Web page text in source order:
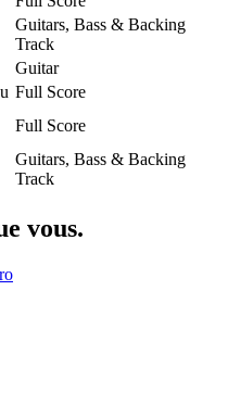
Guitars, Bass & Backing
Track
Guitar
Full Score
Full Score
Guitars, Bass & Backing
Track
vous.